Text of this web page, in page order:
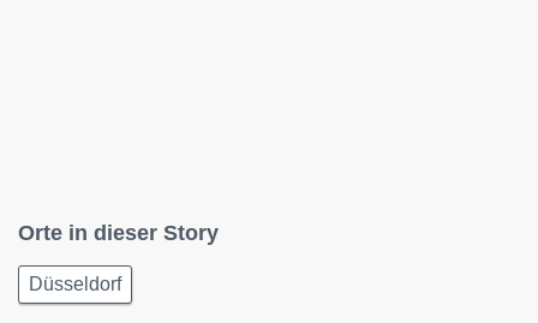
Orte in dieser Story
Düsseldorf